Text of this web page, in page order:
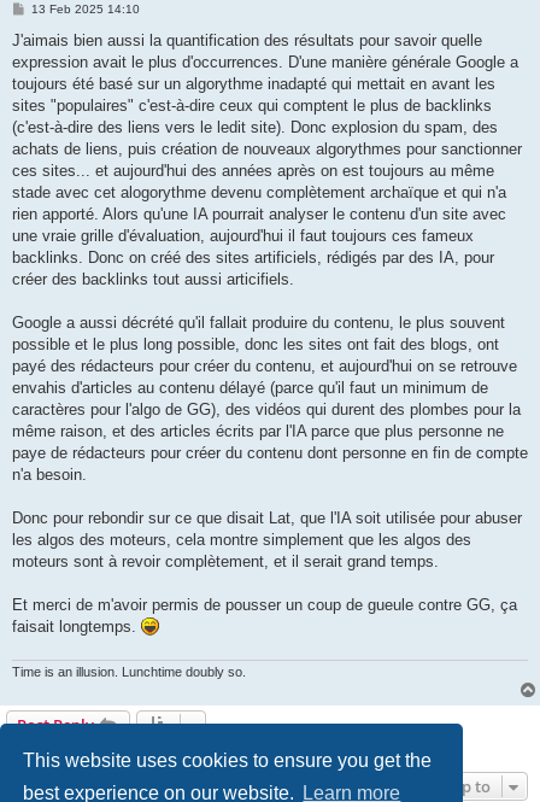
This website uses cookies to ensure you get the
best experience on our website.
Learn more
P
s
13 Feb 2025 14:10
J'aimais bien aussi la quantification des résultats pour savoir quelle
expression avait le plus d'occurrences. D'une manière générale Google a
toujours été basé sur un algorythme inadapté qui mettait en avant les
sites "populaires" c'est-à-dire ceux qui comptent le plus de backlinks
(c'est-à-dire des liens vers le ledit site). Donc explosion du spam, des
achats de liens, puis création de nouveaux algorythmes pour sanctionner
ces sites... et aujourd'hui des années après on est toujours au même
stade avec cet alogorythme devenu complètement archaïque et qui n'a
rien apporté. Alors qu'une IA pourrait analyser le contenu d'un site avec
une vraie grille d'évaluation, aujourd'hui il faut toujours ces fameux
backlinks. Donc on créé des sites artificiels, rédigés par des IA, pour
créer des backlinks tout aussi articifiels.
Google a aussi décrété qu'il fallait produire du contenu, le plus souvent
possible et le plus long possible, donc les sites ont fait des blogs, ont
payé des rédacteurs pour créer du contenu, et aujourd'hui on se retrouve
envahis d'articles au contenu délayé (parce qu'il faut un minimum de
caractères pour l'algo de GG), des vidéos qui durent des plombes pour la
même raison, et des articles écrits par l'IA parce que plus personne ne
paye de rédacteurs pour créer du contenu dont personne en fin de compte
n'a besoin.
Donc pour rebondir sur ce que disait Lat, que l'IA soit utilisée pour abuser
les algos des moteurs, cela montre simplement que les algos des
moteurs sont à revoir complètement, et il serait grand temps.
Et merci de m'avoir permis de pousser un coup de gueule contre GG, ça
faisait longtemps.
Time is an illusion. Lunchtime doubly so.
Post Reply
Jump to